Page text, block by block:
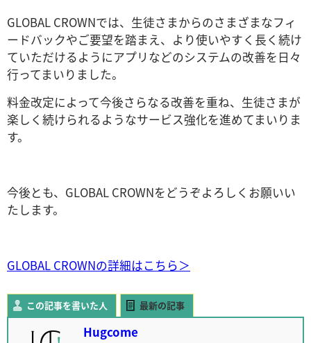
GLOBAL CROWNでは、生徒さまからのさまざまなフィ
ードバックやご要望を踏まえ、より使いやすく長く続け
ていただけるようにアプリなどのシステムの改善を日々
行ってまいりました。
料金改定によって今後さらなる改善を重ね、生徒さまが
楽しく続けられるようなサービス強化を進めてまいりま
す。
今後とも、GLOBAL CROWNをどうぞよろしくお願いい
たします。
GLOBAL CROWNの詳細はこちら＞
この記事を書いた人 最新の記事
Hugcome